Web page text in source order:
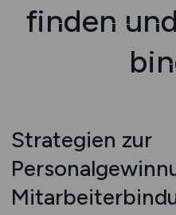
finden
Strategien zur